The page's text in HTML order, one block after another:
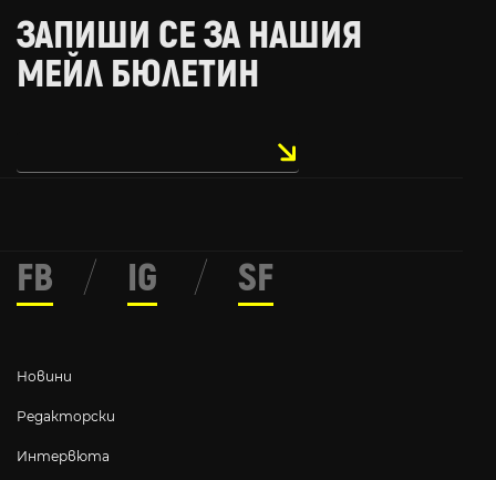
ЗАПИШИ СЕ ЗА НАШИЯ
МЕЙЛ БЮЛЕТИН
Новини
Редакторски
Интервюта
FB / IG / SF